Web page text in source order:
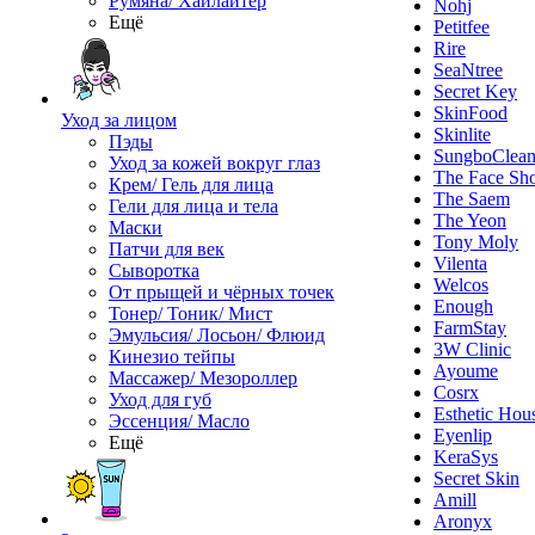
Ещё
Уход за лицом
Пэды
Уход за кожей вокруг глаз
Крем/ Гель для лица
Гели для лица и тела
Маски
Патчи для век
Сыворотка
От прыщей и чёрных точек
Тонер/ Тоник/ Мист
Эмульсия/ Лосьон/ Флюид
Кинезио тейпы
Массажер/ Мезороллер
Уход для губ
Эссенция/ Масло
Ещё
Nohj
Petitfee
Rire
SeaNtree
Secret Key
SkinFood
Skinlite
The Face
The Saem
The Yeon
Tony Moly
Vilenta
Welcos
Enough
FarmStay
3W Clinic
Ayoume
Cosrx
Esthetic
Eyenlip
KeraSys
Secret Skin
Amill
Aronyx